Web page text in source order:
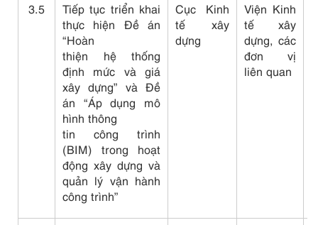
3.5
Tiếp tục triển khai
thực hiện Đề án
“Hoàn
thiện hệ thống
định mức và giá
xây dựng” và Đề
án “Áp dụng mô
hình thông
tin công trình
(BIM) trong hoạt
động xây dựng và
quản lý vận hành
công trình”
Cục Kinh
tế xây
dựng
Viện Kinh
tế xây
dựng, các
đơn vị
liên quan